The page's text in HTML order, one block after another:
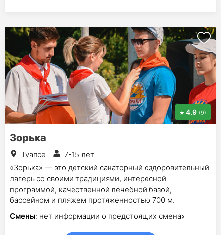
4.9 (9)
Зорька
Туапсе
7-15 лет
«Зорька» — это детский санаторный оздоровительный
лагерь со своими традициями, интересной
программой, качественной лечебной базой,
бассейном и пляжем протяженностью 700 м.
Смены: нет информации о предстоящих сменах